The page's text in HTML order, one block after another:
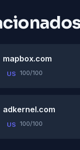
mapbox.com
US 100/100
adkernel.com
US 100/100